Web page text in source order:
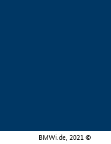
BMWi.de, 2021 ©